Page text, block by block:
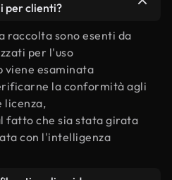
per clienti?
raccolta sono esenti da
per l'uso
viene esaminata
la conformità agli
licenza,
fatto che sia stata girata
con l'intelligenza